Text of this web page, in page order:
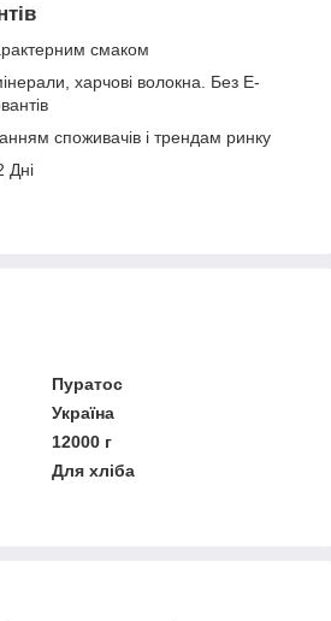
смаком
харчові волокна. Без Е-
споживачів і трендам ринку
Дні
Пуратос
Україна
12000 г
Для хліба